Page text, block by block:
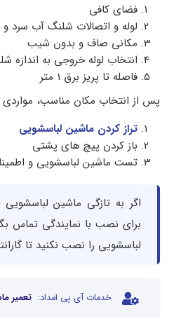
فضای کافی
لوله و اتصالات شلنگ آب سرد
مکانی صاف و بدون شیب
انتخاب لوله خروجی به اندازه
فاصله تا پریز برق 1 متر
پس از انتخاب مکان مناسب، مواردی
تراز کردن ماشین لباسشویی
باز کردن پیچ های پشتی
تست ماشین لباسشویی و
اگر به تازگی ماشین
برای نصب با نمایندگی تماس
لباسشویی را نصب نکنید تا
خدمات آی پی امداد: تعمیر